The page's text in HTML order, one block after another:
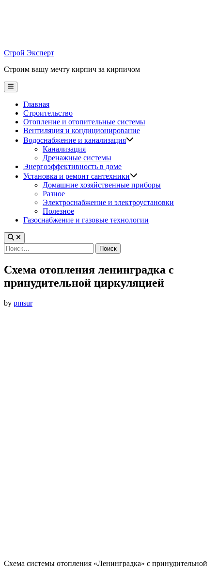
Строй Эксперт
Строим вашу мечту кирпич за кирпичом
Main
Menu
Главная
Строительство
Отопление и отопительные системы
Вентиляция и кондиционирование
Водоснабжение и канализация
Канализация
Дренажные системы
Энергоэффективность в доме
Установка и ремонт сантехники
Домашние хозяйственные приборы
Разное
Электроснабжение и электроустановки
Полезное
Газоснабжение и газовые технологии
Найти:
Схема отопления ленинградка с
принудительной циркуляцией
by pmsur
Схема системы отопления «Ленинградка» с принудительной